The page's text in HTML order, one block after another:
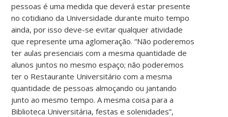
pessoas é uma medida que deverá estar presente
no cotidiano da Universidade durante muito tempo
ainda, por isso deve-se evitar qualquer atividade
que represente uma aglomeração. “Não poderemos
ter aulas presenciais com a mesma quantidade de
alunos juntos no mesmo espaço; não poderemos
ter o Restaurante Universitário com a mesma
quantidade de pessoas almoçando ou jantando
junto ao mesmo tempo. A mesma coisa para a
Biblioteca Universitária, festas e solenidades”,